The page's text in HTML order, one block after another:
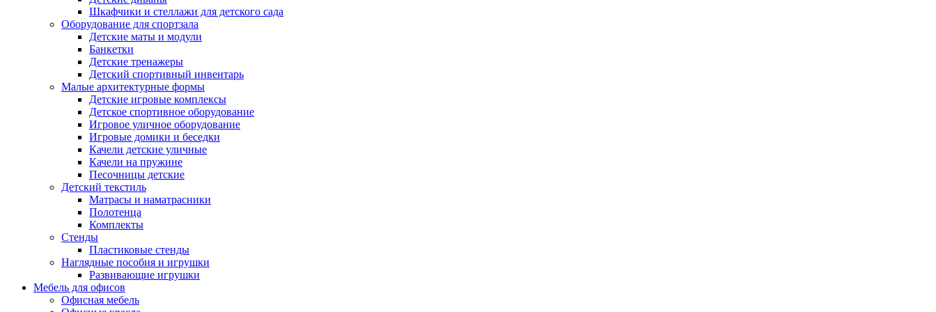
Шкафчики и стеллажи для детского сада
Оборудование для спортзала
Детские маты и модули
Банкетки
Детские тренажеры
Детский спортивный инвентарь
Малые архитектурные формы
Детские игровые комплексы
Детское спортивное оборудование
Игровое уличное оборудование
Игровые домики и беседки
Качели детские уличные
Качели на пружине
Песочницы детские
Детский текстиль
Матрасы и наматрасники
Полотенца
Комплекты
Стенды
Пластиковые стенды
Наглядные пособия и игрушки
Развивающие игрушки
Мебель для офисов
Офисная мебель